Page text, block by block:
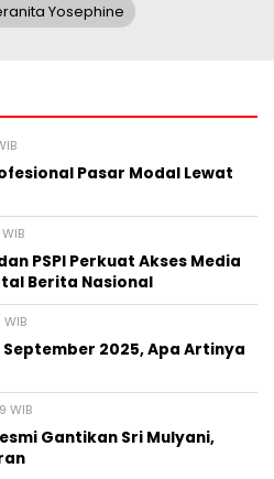
Yosephine
Pasar Modal Lewat
PSPI Perkuat Akses Media
Berita Nasional
September 2025, Apa Artinya
WIB
Gantikan Sri Mulyani,